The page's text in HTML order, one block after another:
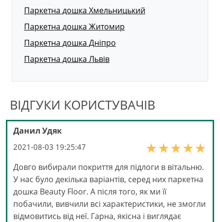
Паркетна дошка Хмельницький
Паркетна дошка Житомир
Паркетна дошка Дніпро
Паркетна дошка Львів
ВІДГУКИ КОРИСТУВАЧІВ
Данил Удяк
2021-08-03 19:25:47
Довго вибирали покриття для підлоги в вітальню.
У нас було декілька варіантів, серед них паркетна
дошка Beauty Floor. А після того, як ми її
побачили, вивчили всі характеристики, не змогли
відмовитись від неї. Гарна, якісна і виглядає